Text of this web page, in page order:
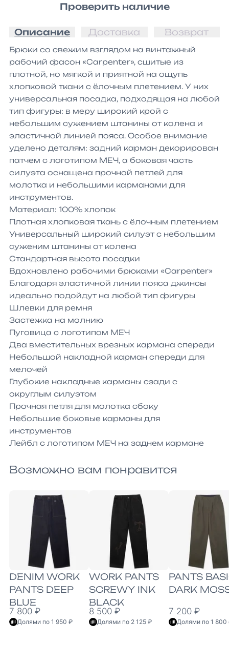
Проверить наличие
Описание Доставка Возврат
Брюки со свежим взглядом на винтажный
рабочий фасон «Carpenter», сшитые из
плотной, но мягкой и приятной на ощупь
хлопковой ткани с ёлочным плетением. У них
универсальная посадка, подходящая на любой
тип фигуры: в меру широкий крой с
небольшим сужением штанины от колена и
эластичной линией пояса. Особое внимание
уделено деталям: задний карман декорирован
патчем с логотипом МЕЧ, а боковая часть
силуэта оснащена прочной петлей для
молотка и небольшими карманами для
инструментов.
Материал: 100% хлопок
Плотная хлопковая ткань с ёлочным плетением
Универсальный широкий силуэт с небольшим
суженим штанины от колена
Стандартная высота посадки
Вдохновлено рабочими брюками «Carpenter»
Благодаря эластичной линии пояса джинсы
идеально подойдут на любой тип фигуры
Шлевки для ремня
Застежка на молнию
Пуговица с логотипом МЕЧ
Два вместительных врезных кармана спереди
Небольшой накладной карман спереди для
мелочей
Глубокие накладные карманы сзади с
округлым силуэтом
Прочная петля для молотка сбоку
Небольшие боковые карманы для
инструментов
Лейбл с логотипом МЕЧ на заднем кармане
Возможно вам понравится
DENIM WORK
PANTS DEEP
BLUE
7 800 ₽
Долями по 1 950 ₽
WORK PANTS
SCREWY INK
BLACK
8 500 ₽
Долями по 2 125 ₽
PANTS
DARK
7 200 ₽
Долями по 1 800